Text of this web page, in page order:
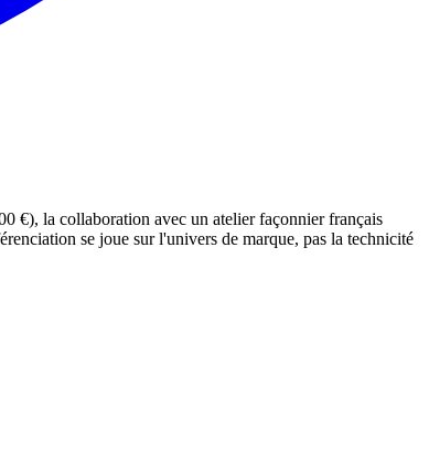
€), la collaboration avec un atelier façonnier français
se joue sur l'univers de marque, pas la technicité